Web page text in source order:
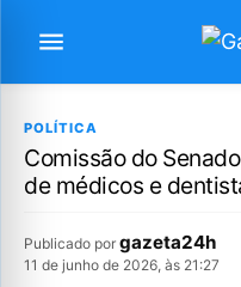
POLÍTICA
Comissão do
de médicos e
Publicado por gazeta24h
11 de junho de 2026, às 21:27